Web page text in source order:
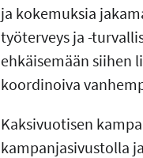
ja kokemuksia
työterveys ja -
ehkäisemään siihen
koordinoiva
Kaksivuotisen
kampanjasivustolla